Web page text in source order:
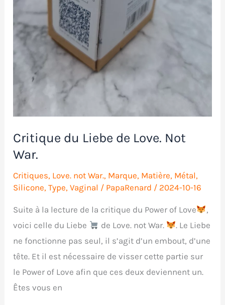
Critique du Liebe de Love. Not
War.
Critiques, Love. not War., Marque, Matière, Métal,
Silicone,Type,Vaginal / PapaRenard / 2024-10-16
Suite à la lecture de la critique du Power of Love
,
voici celle du Liebe
de Love. not War.
. Le Liebe
ne fonctionne pas seul, il s’agit d’un embout, d’une
tête. Et il est nécessaire de visser cette partie sur
le Power of Love afin que ces deux deviennent un.
Êtes vous en